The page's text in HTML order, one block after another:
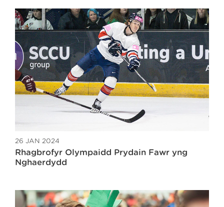
26 JAN 2024
Rhagbrofyr Olympaidd Prydain Fawr yng
Nghaerdydd